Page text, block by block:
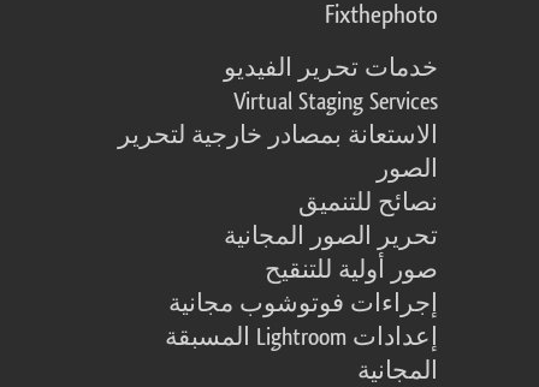
Fixthephoto
خدمات تحرير الفيديو
Virtual Staging Services
الاستعانة بمصادر خارجية لتحرير
الصور
نصائح للتنميق
تحرير الصور المجانية
صور أولية للتنقيح
إجراءات فوتوشوب مجانية
إعدادات Lightroom المسبقة
المجانية